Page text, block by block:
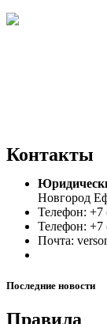
Контакты
Новгород
Телефон: +7
Телефон: +7
Почта:
Последние новости
Правила